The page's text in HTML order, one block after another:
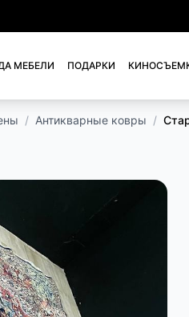
МЕБЕЛИ ПОДАРКИ
/ Антикварные ковры /